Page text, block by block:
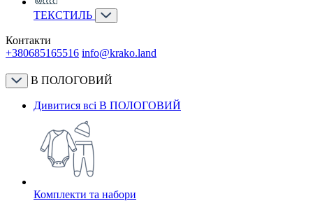
ТЕКСТИЛЬ
Контакти
+380685165516 info@krako.land
В ПОЛОГОВИЙ
Дивитися всі В ПОЛОГОВИЙ
Комплекти та набори